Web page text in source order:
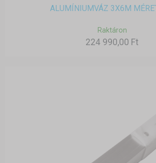
ALUMÍNIUMVÁZ 3X6M
Raktáron
224 990,00 Ft